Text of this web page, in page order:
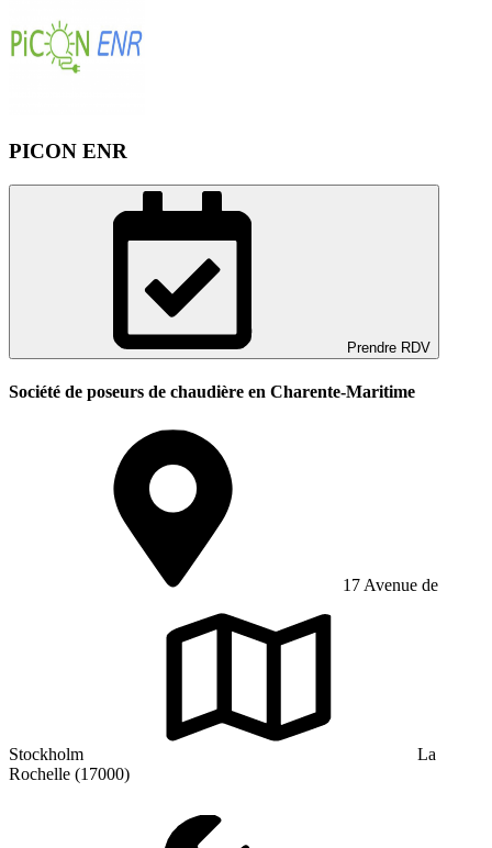
PICON ENR
Prendre RDV
Société de poseurs de chaudière en Charente-Maritime
17 Avenue de
Stockholm
La
Rochelle (17000)